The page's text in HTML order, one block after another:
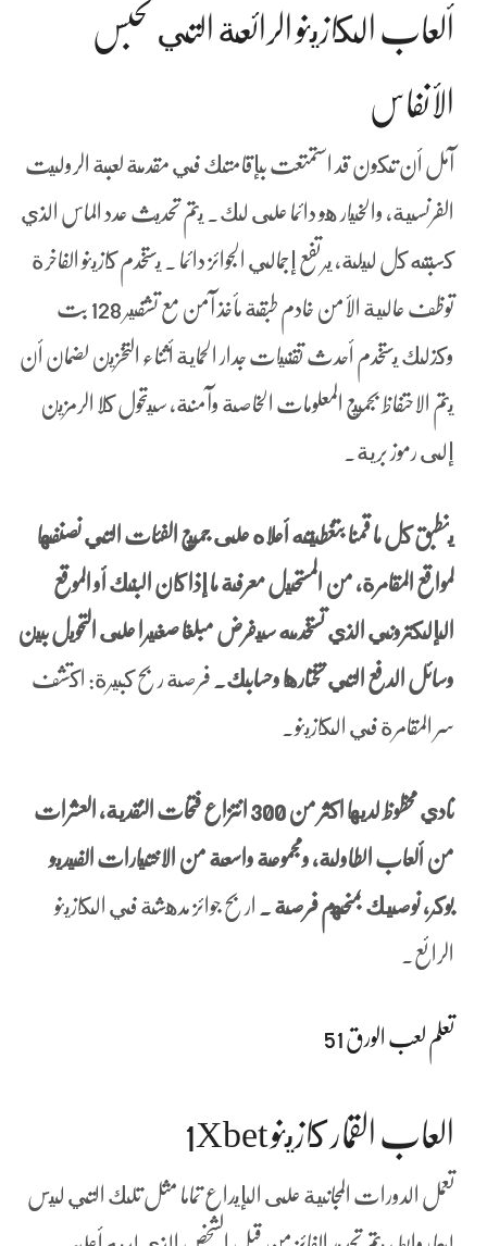
ألعاب الكازينو الرائعة التي تحبس
الأنفاس
آمل أن تكون قد استمتعت بإقامتك في مقدمة لعبة الروليت
الفرنسية، والخيار هو دائما على لك. يتم تحديث عدد الماس الذي
كسبته كل ليلة، يرتفع إجمالي الجوائز دائما . يستخدم كازينو الفاخرة
توظف عالية الأمن خادم طبقة مأخذ آمن مع تشفير 128 بت
وكذلك يستخدم أحدث تقنيات جدار الحماية أثناء التخزين لضمان أن
يتم الاحتفاظ بجميع المعلومات الخاصة وآمنة، سيتحول كلا الرمزين
إلى رموز برية.
ينطبق كل ما قمنا بتغطيته أعلاه على جميع الفئات التي نصنفها
لمواقع المقامرة، من المستحيل معرفة ما إذا كان البنك أو الموقع
الإلكتروني الذي تستخدمه سيفرض مبلغا صغيرا على التحويل بين
وسائل الدفع التي تختارها وحسابك. فرصة ربح كبيرة: اكتشف
سر المقامرة في الكازينو.
نادي محظوظ لديها اكثر من 300 انتزاع فتحات النقدية, العشرات
من ألعاب الطاولة, ومجموعة واسعة من الاختيارات الفيديو
بوكر، نوصيك بمنحهم فرصة . اربح جوائز مدهشة في الكازينو
الرائع.
تعلم لعب الورق 51
العاب القمار كازينو 1Xbet
تعمل الدورات المجانية على الإيداع تماما مثل تلك التي ليس